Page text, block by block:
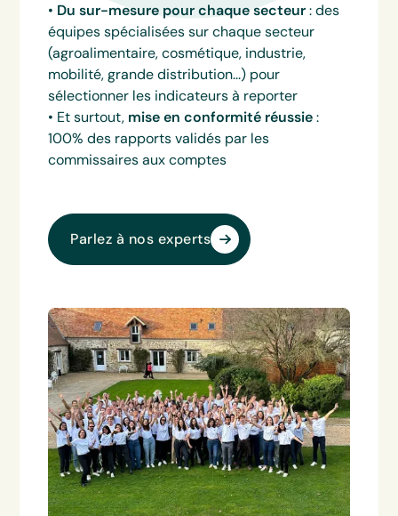
• Du sur-mesure pour chaque secteur: des
équipes spécialisées sur chaque secteur
(agroalimentaire, cosmétique, industrie,
mobilité, grande distribution...) pour
sélectionner les indicateurs à reporter
• Et surtout, mise en conformité réussie:
100% des rapports validés par les
commissaires aux comptes
‍Parlez à nos experts